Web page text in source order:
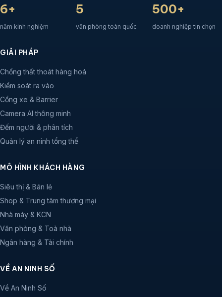
6+
năm kinh nghiệm
5
văn phòng toàn quốc
500+
doanh nghiệp tin chọn
GIẢI PHÁP
Chống thất thoát hàng hoá
Kiểm soát ra vào
Cổng xe & Barrier
Camera AI thông minh
Đếm người & phân tích
Quản lý an ninh tổng thể
MÔ HÌNH KHÁCH HÀNG
Siêu thị & Bán lẻ
Shop & Trung tâm thương mại
Nhà máy & KCN
Văn phòng & Toà nhà
Ngân hàng & Tài chính
VỀ AN NINH SỐ
Về An Ninh Số